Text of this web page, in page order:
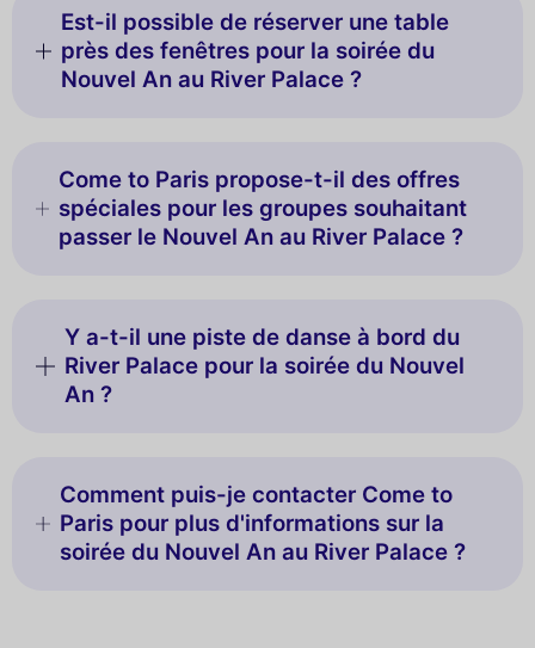
Est-il possible de réserver une table
près des fenêtres pour la soirée du
Nouvel An au River Palace ?
Come to Paris propose-t-il des offres
spéciales pour les groupes souhaitant
passer le Nouvel An au River Palace ?
Y a-t-il une piste de danse à bord du
River Palace pour la soirée du Nouvel
An ?
Comment puis-je contacter Come to
Paris pour plus d'informations sur la
soirée du Nouvel An au River Palace ?